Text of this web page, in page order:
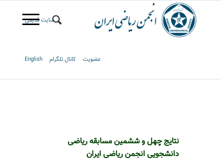
سایت قدیمی
عضویت کانال تلگرام English
نتایج چهل و ششمین مسابقه ریاضی
دانشجویی انجمن ریاضی ایران